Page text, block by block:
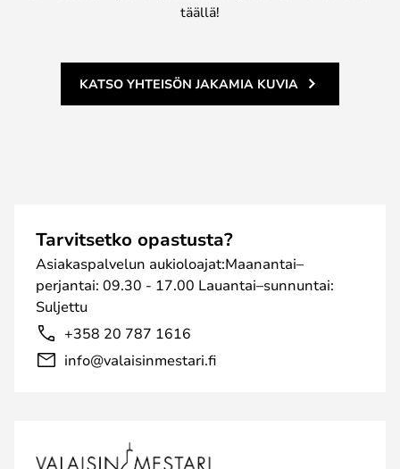
täällä!
KATSO YHTEISÖN JAKAMIA KUVIA
Tarvitsetko opastusta?
Asiakaspalvelun aukioloajat:Maanantai–
perjantai: 09.30 - 17.00 Lauantai–sunnuntai:
Suljettu
+358 20 787 1616
info@valaisinmestari.fi